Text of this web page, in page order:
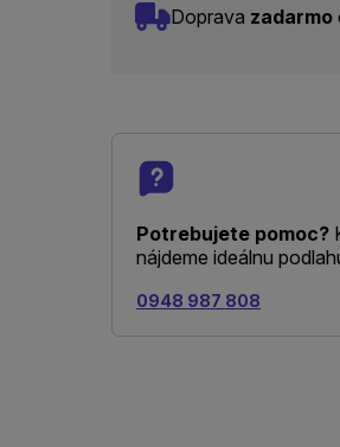
Doprava zadarmo
Potrebujete pomoc?
nájdeme ideálnu
0948 987 808